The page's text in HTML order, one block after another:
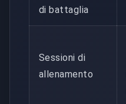
di battaglia
Sessioni di
allenamento